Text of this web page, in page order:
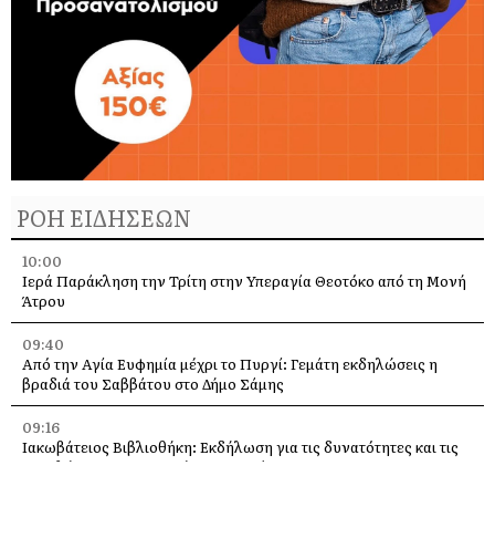
ΡΟΗ ΕΙΔΗΣΕΩΝ
10:00
Ιερά Παράκληση την Τρίτη στην Υπεραγία Θεοτόκο από τη Μονή
Άτρου
09:40
Από την Αγία Ευφημία μέχρι το Πυργί: Γεμάτη εκδηλώσεις η
βραδιά του Σαββάτου στο Δήμο Σάμης
09:16
Ιακωβάτειος Βιβλιοθήκη: Εκδήλωση για τις δυνατότητες και τις
προκλήσεις της Τεχνητής Νοημοσύνης